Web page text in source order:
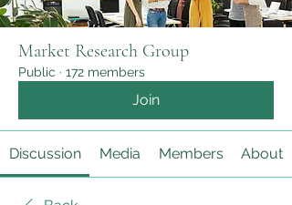
Market Research Group
Public · 172 members
Join
Discussion Media Members About